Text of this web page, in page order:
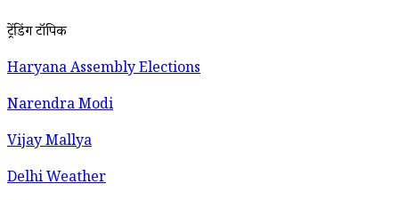
ट्रेंडिंग टॉपिक
Haryana Assembly Elections
Narendra Modi
Vijay Mallya
Delhi Weather